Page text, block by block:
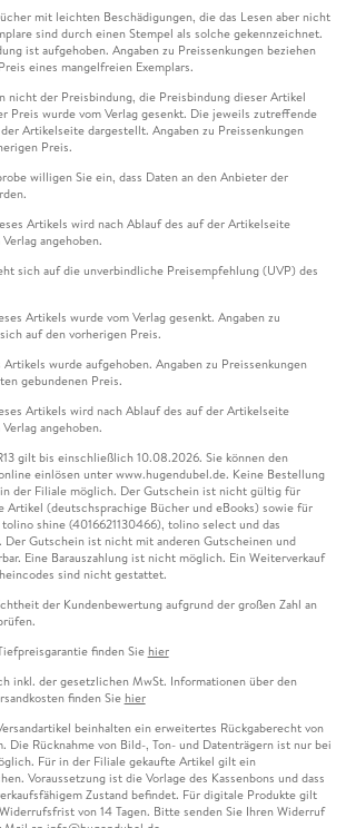
mit leichten Beschädigungen, die das Lesen aber nicht
sind durch einen Stempel als solche gekennzeichnet.
ist aufgehoben. Angaben zu Preissenkungen beziehen
eines mangelfreien Exemplars.
nicht der Preisbindung, die Preisbindung dieser Artikel
Preis wurde vom Verlag gesenkt. Die jeweils zutreffende
Artikelseite dargestellt. Angaben zu Preissenkungen
Preis.
willigen Sie ein, dass Daten an den Anbieter der
Artikels wird nach Ablauf des auf der Artikelseite
angehoben.
sich auf die unverbindliche Preisempfehlung (UVP) des
Artikels wurde vom Verlag gesenkt. Angaben zu
auf den vorherigen Preis.
wurde aufgehoben. Angaben zu Preissenkungen
gebundenen Preis.
Artikels wird nach Ablauf des auf der Artikelseite
angehoben.
gilt bis einschließlich 10.08.2026. Sie können den
einlösen unter www.hugendubel.de. Keine Bestellung
der Filiale möglich. Der Gutschein ist nicht gültig für
Artikel (deutschsprachige Bücher und eBooks) sowie für
shine (4016621130466), tolino select und das
Der Gutschein ist nicht mit anderen Gutscheinen und
Eine Barauszahlung ist nicht möglich. Ein Weiterverkauf
sind nicht gestattet.
der Kundenbewertung aufgrund der großen Zahl an
finden Sie hier
inkl. der gesetzlichen MwSt. Informationen über den
finden Sie hier
beinhalten ein erweitertes Rückgaberecht von
Die Rücknahme von Bild-, Ton- und Datenträgern ist nur bei
Für in der Filiale gekaufte Artikel gilt ein
Voraussetzung ist die Vorlage des Kassenbons und dass
Zustand befindet. Für digitale Produkte gilt
von 14 Tagen. Bitte senden Sie Ihren Widerruf